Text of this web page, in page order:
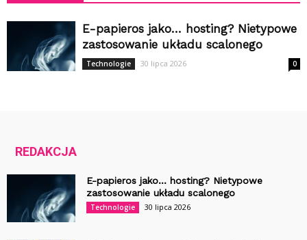
E-papieros jako… hosting? Nietypowe
zastosowanie układu scalonego
Technologie 30 lipca 2026 0
REDAKCJA
E-papieros jako… hosting? Nietypowe
zastosowanie układu scalonego
Technologie 30 lipca 2026